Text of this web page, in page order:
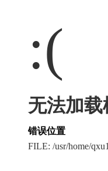
:(
无法加
错误位置
FILE: /usr/home/